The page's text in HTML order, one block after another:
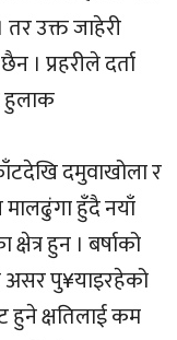
तर उक्त जाहेरी
। प्रहरीले दर्ता
हुलाक
दमुवाखोला र
हुँदै नयाँ
हुन । बर्षाको
असर पु¥याइरहेको
हुने क्षतिलाई कम